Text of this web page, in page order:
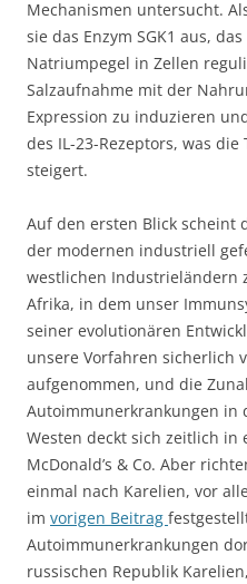
Mechanismen untersucht.
sie das Enzym SGK1 aus,
Natriumpegel in Zellen
Salzaufnahme mit der
Expression zu induzieren
des IL-23-Rezeptors, was
steigert.
Auf den ersten Blick scheint
der modernen industriell
westlichen Industrieländern
Afrika, in dem unser
seiner evolutionären
unsere Vorfahren sicherlich
aufgenommen, und die
Autoimmunerkrankungen in
Westen deckt sich zeitlich in
McDonald’s & Co. Aber
einmal nach Karelien, vor
im vorigen Beitrag
Autoimmunerkrankungen
russischen Republik